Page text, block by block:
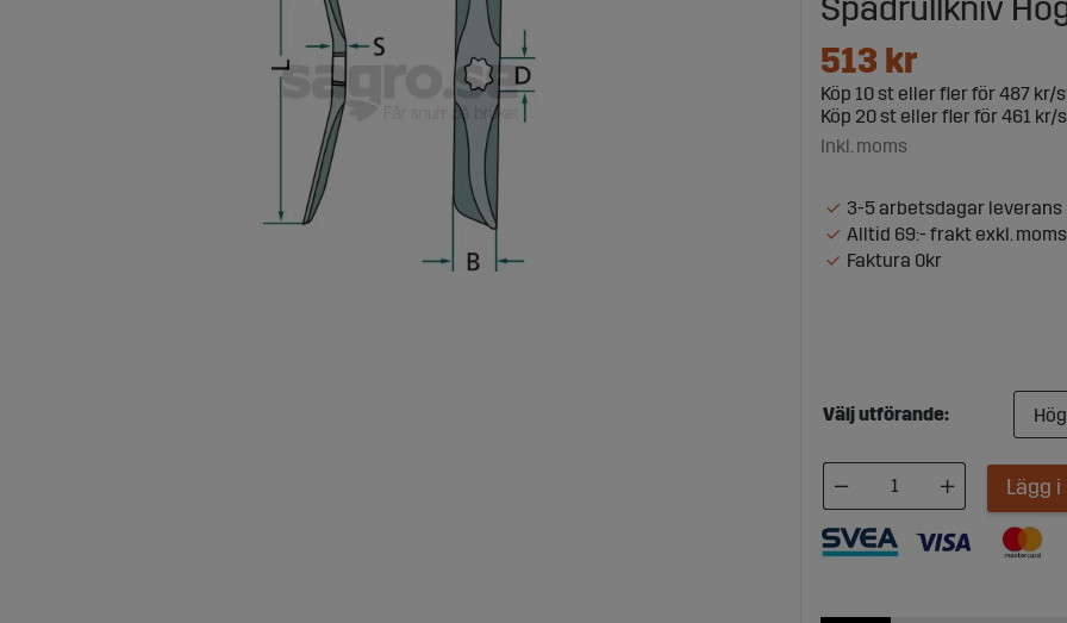
Spadrullkniv
513 kr
Köp 10 st eller fler för487 kr/
Köp 20 st eller fler för461 kr/
Inkl. moms
3-5 arbetsdagar leverans
Alltid 69:- frakt exkl. moms
Faktura 0kr
Välj utförande:
Lägg